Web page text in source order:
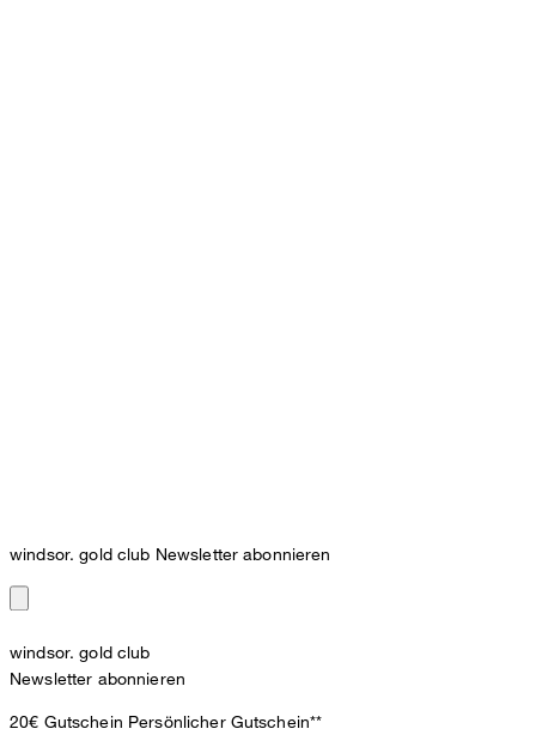
windsor. gold club Newsletter abonnieren
windsor. gold club
Newsletter abonnieren
20€ Gutschein Persönlicher Gutschein**